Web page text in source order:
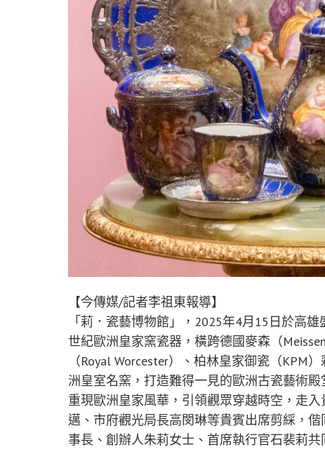
【今傳媒/記者李祖東報導】
「莉．瓷藝博物館」，2025年4月15日於高
世紀歐洲皇家窯瓷器，橫跨德國麥森（
（Royal Worcester）、柏林皇家御瓷（KPM
洲皇室名窯，打造難得一見的歐洲古瓷藝術
重現歐洲皇家風華，引領觀眾穿越時空，走
邁、市府觀光局長高閔琳等貴賓出席剪綵，
事長、創辦人朱莉女士、首席執行官石裴莉